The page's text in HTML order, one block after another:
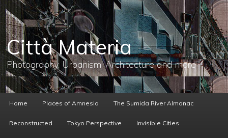
メ
イ
ン
コ
ン
テ
ン
へ
移
動
Città Materia
Photography, Urbanism, Architecture and more
Home Places of Amnesia The Sumida River Almanac
Reconstructed Tokyo Perspective Invisible Cities